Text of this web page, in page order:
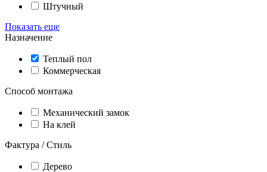
Штучный
Показать еще
Назначение
Теплый пол
Коммерческая
Способ монтажа
Механический замок
На клей
Фактура / Стиль
Дерево